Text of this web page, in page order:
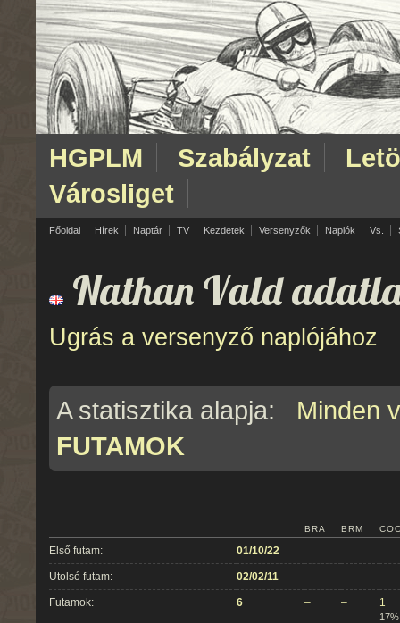
HGPLM Szabályzat
Városliget
Főoldal Hírek Naptár TV Kezdetek Versenyzők Naplók Vs.
Nathan Vald
Ugrás a versenyző naplójához
A statisztika alapja: Minden
FUTAMOK
BRA BRM
Első futam: 01/10/22
Utolsó futam: 02/02/11
Futamok: 6 – – 1
17%